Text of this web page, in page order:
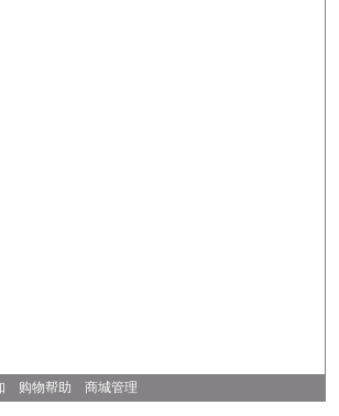
购物帮助 商城管理